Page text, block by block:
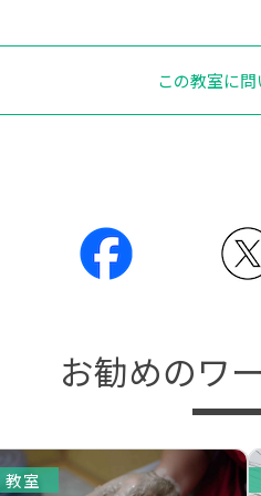
この教室に
お勧めのワ
教室